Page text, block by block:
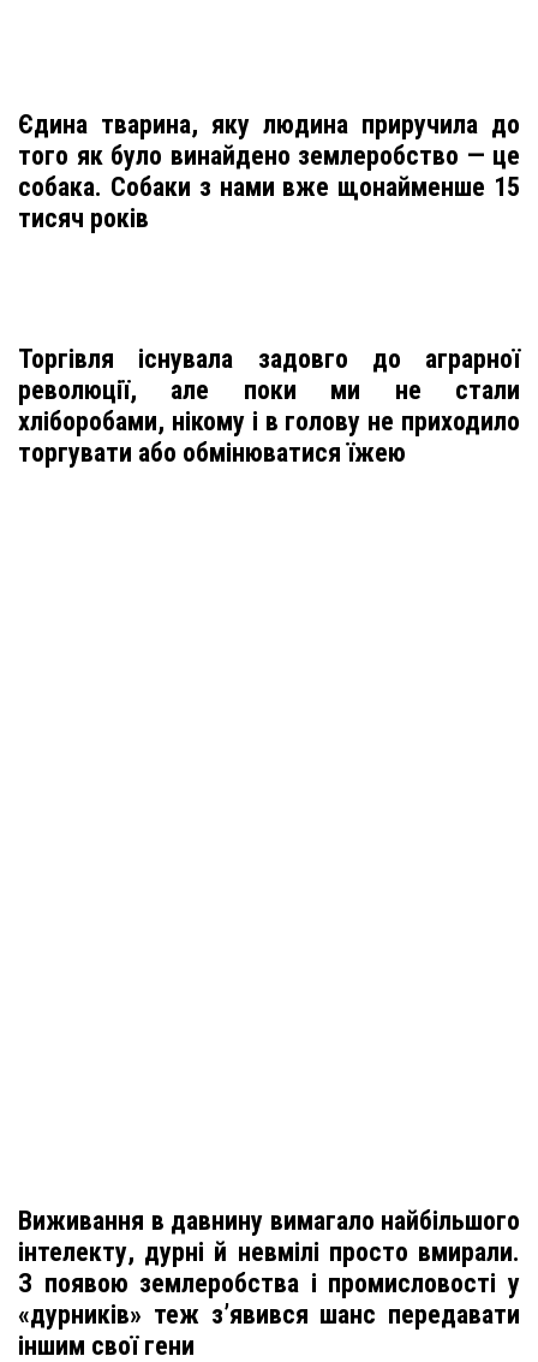
Єдина тварина, яку людина приручила до
того як було винайдено землеробство — це
собака. Собаки з нами вже щонайменше 15
тисяч років
Торгівля існувала задовго до аграрної
революції, але поки ми не стали
хліборобами, нікому і в голову не приходило
торгувати або обмінюватися їжею
Виживання в давнину вимагало найбільшого
інтелекту, дурні й невмілі просто вмирали.
З появою землеробства і промисловості у
«дурників» теж з’явився шанс передавати
іншим свої гени